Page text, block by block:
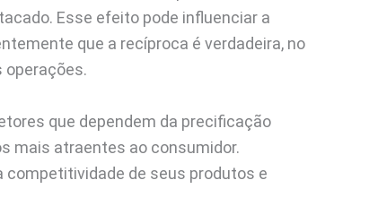
Esse efeito pode influenciar a
que a recíproca é verdadeira, no
operações.
que dependem da precificação
mais atraentes ao consumidor.
de seus produtos e